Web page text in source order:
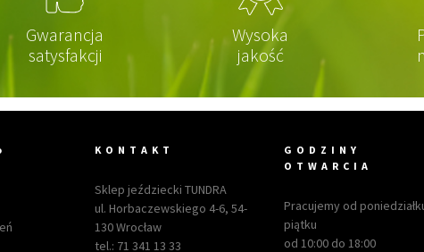
Gwarancja
satysfakcji
Wysoka
jakość
KONTAKT
Sklep jeździecki TUNDRA
ul. Horbaczewskiego 4-6, 54-
130 Wrocław
tel.: 71 341 13 33
GODZINY
OTWARCIA
Pracujemy od
piątku
od 10:00 do 18:00